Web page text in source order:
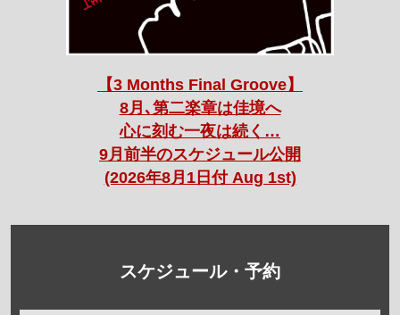
【3 Months Final Groove】
8月､第二楽章は佳境へ
心に刻む一夜は続く…
9月前半のスケジュール公開
(2026年8月1日付 Aug 1st)
スケジュール・予約